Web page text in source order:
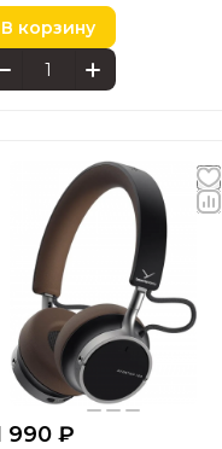
В корзину
990 ₽